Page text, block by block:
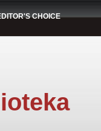
CHOICE